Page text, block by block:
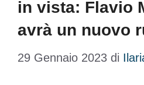
in vista: Flavio
avrà un nuovo
29 Gennaio 2023 di